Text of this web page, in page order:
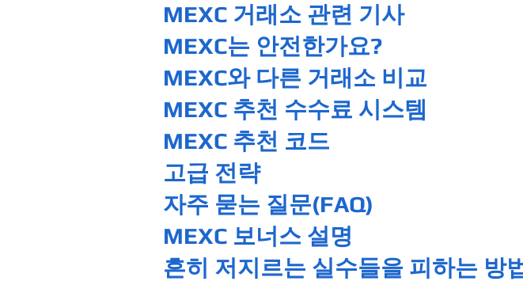
MEXC 거래소 관련 기사
MEXC는 안전한가요?
MEXC와 다른 거래소 비교
MEXC 추천 수수료 시스템
MEXC 추천 코드
고급 전략
자주 묻는 질문(FAQ)
MEXC 보너스 설명
흔히 저지르는 실수들을 피하는 방